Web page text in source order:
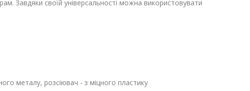
Завдяки своїй універсальності можна використовувати
металу, розсіювач - з міцного пластику